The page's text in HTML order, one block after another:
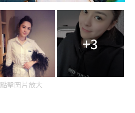
+3
點擊圖片放大